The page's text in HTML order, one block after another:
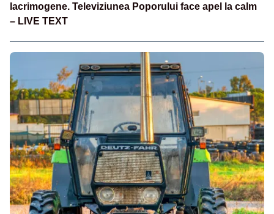
lacrimogene. Televiziunea Poporului face apel la calm
– LIVE TEXT